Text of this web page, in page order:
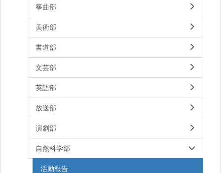
筝曲部
美術部
書道部
文芸部
英語部
放送部
演劇部
自然科学部
活動報告